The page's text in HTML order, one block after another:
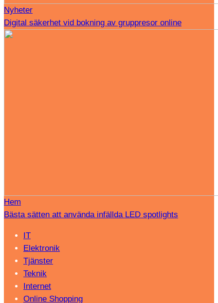
Nyheter
Digital säkerhet vid bokning av gruppresor online
Hem
Bästa sätten att använda infällda LED spotlights
IT
Elektronik
Tjänster
Teknik
Internet
Online Shopping